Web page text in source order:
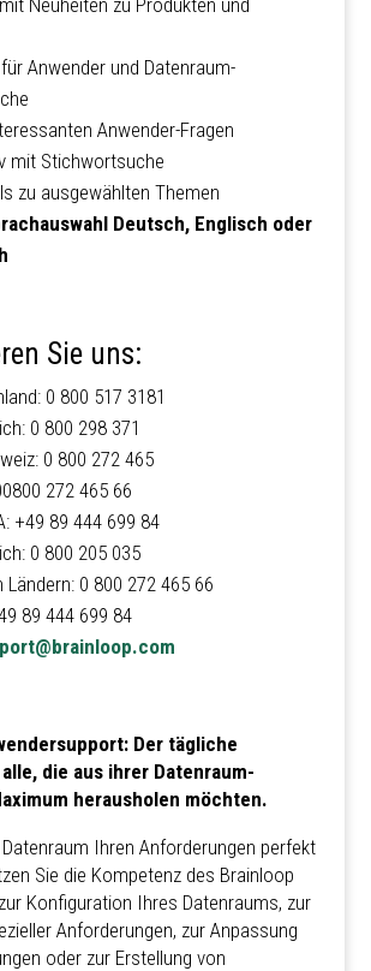
Neuheiten zu Produkten und
Anwender und Datenraum-
Anwender-Fragen
mit Stichwortsuche
zu ausgewählten Themen
Deutsch, Englisch oder
Sie uns:
0 800 517 3181
0 800 298 371
0 800 272 465
272 465 66
+49 89 444 699 84
0 800 205 035
Ländern: 0 800 272 465 66
89 444 699 84
Der tägliche
die aus ihrer Datenraum-
herausholen möchten.
Ihren Anforderungen perfekt
Sie die Kompetenz des Brainloop
Konfiguration Ihres Datenraums, zur
Anforderungen, zur Anpassung
oder zur Erstellung von